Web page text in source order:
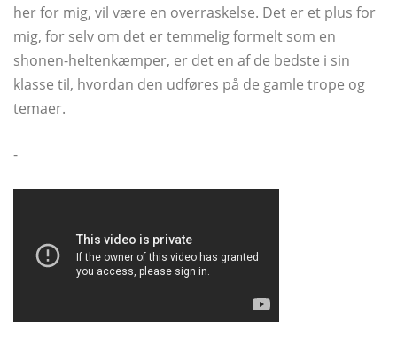
her for mig, vil være en overraskelse. Det er et plus for
mig, for selv om det er temmelig formelt som en
shonen-heltenkæmper, er det en af ​​de bedste i sin
klasse til, hvordan den udføres på de gamle trope og
temaer.
-